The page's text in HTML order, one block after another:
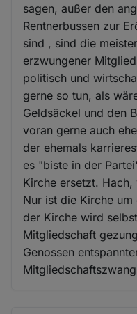
sagen, außer den
Rentnerbussen zur
sind , sind die
erzwungener
politisch und
gerne so tun, als
Geldsäckel und den
voran gerne auch
der ehemals
es "biste in der
Kirche ersetzt.
Nur ist die Kirche um
der Kirche wird
Mitgliedschaft
Genossen